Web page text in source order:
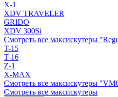
X-1
XDV TRAVELER
GRIDO
XDV 300Si
Смотреть все максискутеры
T-15
T-16
Z-1
X-MAX
Смотреть все максискутеры
Смотреть все максискутеры